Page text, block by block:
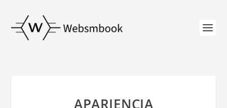
APARIENCIA